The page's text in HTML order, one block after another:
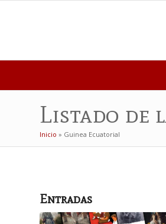
Listado de
Inicio » Guinea Ecuatorial
Entradas